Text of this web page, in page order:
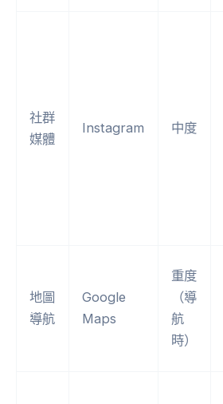
社群
媒體
Instagram 中度
地圖
導航
Google
Maps
重度
（導
航
時）